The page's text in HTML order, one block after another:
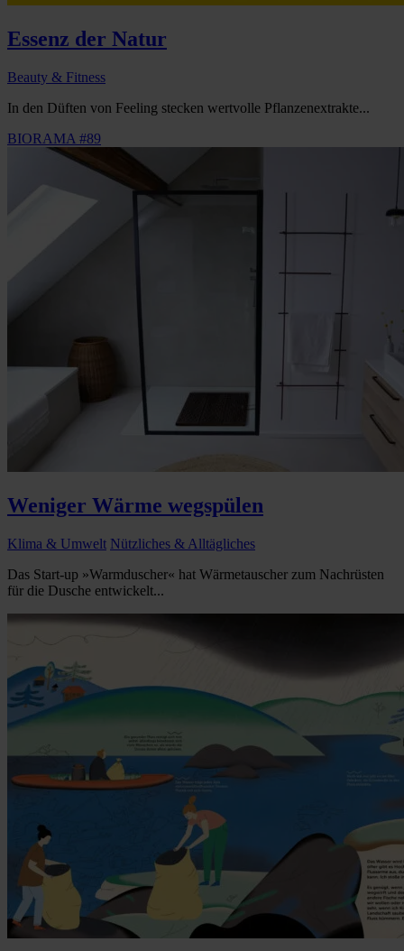
Essenz der Natur
Beauty & Fitness
In den Düften von Feeling stecken wertvolle Pflanzenextrakte...
BIORAMA #89
Weniger Wärme wegspülen
Klima & Umwelt Nützliches & Alltägliches
Das Start-up »Warmduscher« hat Wärmetauscher zum Nachrüsten
für die Dusche entwickelt...